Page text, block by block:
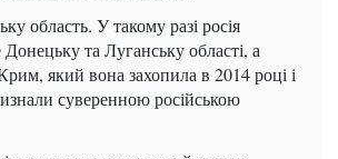
область. У такому разі росія
та Луганську області, а
який вона захопила в 2014 році і
суверенною російською